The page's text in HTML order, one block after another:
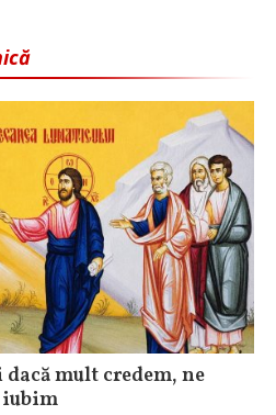
mult credem, ne
iubim